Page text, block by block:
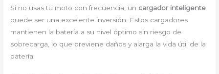
Si no usas tu moto con frecuencia, un cargador inteligente
puede ser una excelente inversión. Estos cargadores
mantienen la batería a su nivel óptimo sin riesgo de
sobrecarga, lo que previene daños y alarga la vida útil de la
batería.